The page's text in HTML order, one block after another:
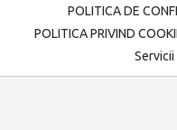
POLITICA DE
POLITICA PRIVIND